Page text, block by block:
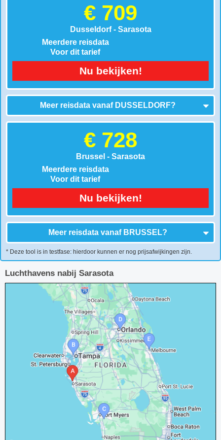
€ 709
Dusseldorf - Sarasota
Meerdere reisdata
Voor dit tarief
Nu bekijken!
Meer reisdata vanaf DUSSELDORF?
€ 728
Brussel - Sarasota
Meerdere reisdata
Voor dit tarief
Nu bekijken!
Meer reisdata vanaf BRUSSEL?
* Deze tool is in testfase: hierdoor kunnen er nog prijsafwijkingen zijn.
Luchthavens nabij Sarasota